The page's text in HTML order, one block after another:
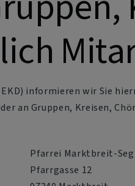
informieren wir Sie
an Gruppen, Kreisen,
Pfarrei Marktbreit-
Pfarrgasse 12